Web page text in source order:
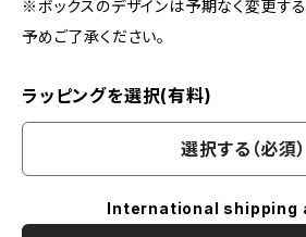
※ボックスのデザインは予期なく変更する
予めご了承ください。
ラッピングを選択(有料)
選択する（必須）
International shipping